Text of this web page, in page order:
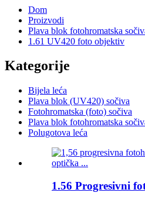
Dom
Proizvodi
Plava blok fotohromatska
1.61 UV420 foto objektiv
Kategorije
Bijela leća
Plava blok (UV420) sočiva
Fotohromatska (foto) sočiva
Plava blok fotohromatska
Polugotova leća
1.56 Progresivni